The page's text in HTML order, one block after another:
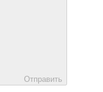
Отправить